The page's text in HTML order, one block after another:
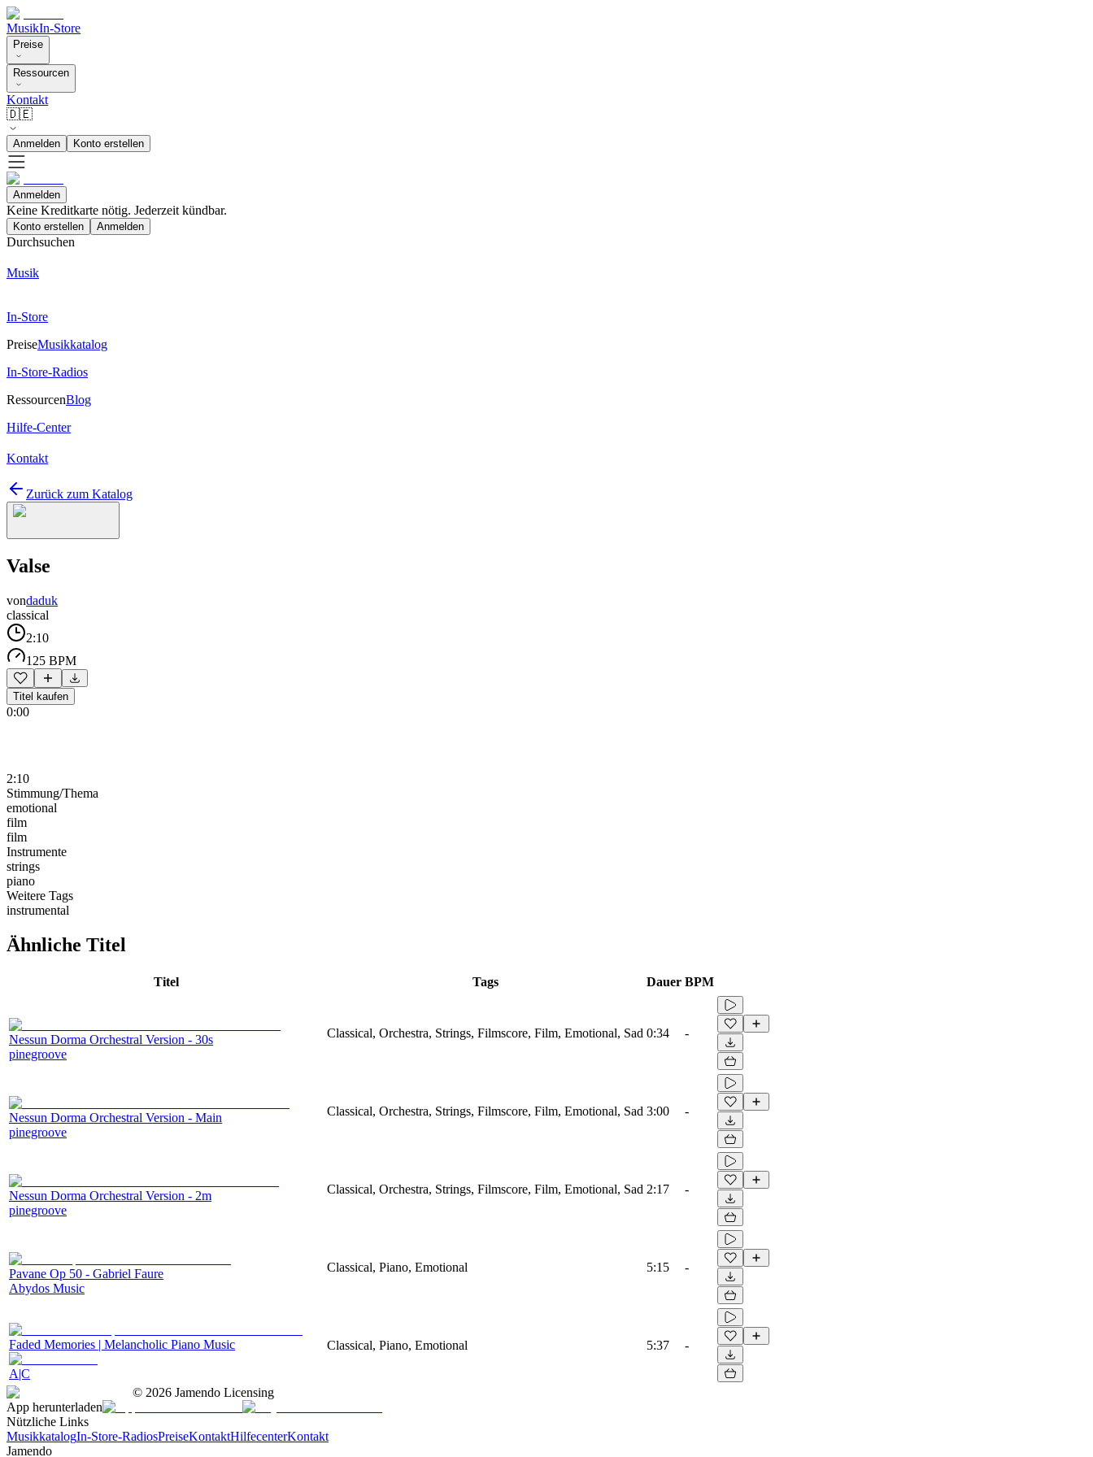
MusikIn-Store
Preise
Ressourcen
Kontakt
🇩🇪
Anmelden Konto erstellen
Anmelden
Keine Kreditkarte nötig. Jederzeit kündbar.
Konto erstellen Anmelden
Durchsuchen
Musik
In-Store
PreiseMusikkatalog
In-Store-Radios
RessourcenBlog
Hilfe-Center
Kontakt
Zurück zum Katalog
Valse
vondaduk
classical
2:10
125 BPM
Titel kaufen
0:00
2:10
Stimmung/Thema
emotional
film
film
Instrumente
strings
piano
Weitere Tags
instrumental
Ähnliche Titel
Titel Tags Dauer BPM
Nessun Dorma Orchestral Version - 30s
pinegroove
Classical, Orchestra, Strings, Filmscore, Film, Emotional, Sad 0:34 -
Nessun Dorma Orchestral Version - Main
pinegroove
Classical, Orchestra, Strings, Filmscore, Film, Emotional, Sad 3:00 -
Nessun Dorma Orchestral Version - 2m
pinegroove
Classical, Orchestra, Strings, Filmscore, Film, Emotional, Sad 2:17 -
Pavane Op 50 - Gabriel Faure
Abydos Music
Classical, Piano, Emotional 5:15 -
Faded Memories | Melancholic Piano Music
A|C
Classical, Piano, Emotional 5:37 -
© 2026 Jamendo Licensing
App herunterladen
Nützliche Links
MusikkatalogIn-Store-RadiosPreiseKontaktHilfecenterKontakt
Jamendo